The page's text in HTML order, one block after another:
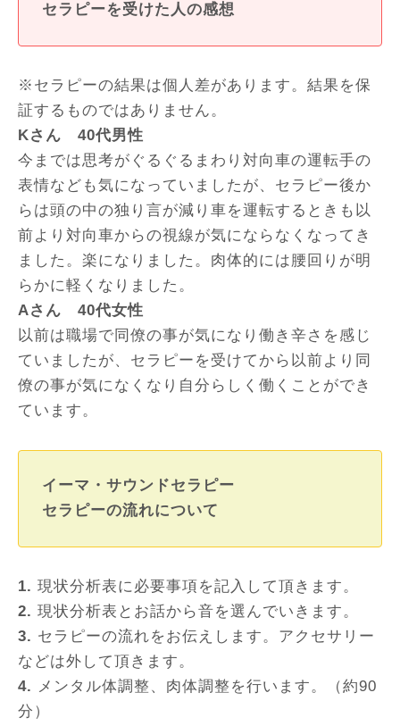
セラピーを受けた人の感想
※セラピーの結果は個人差があります。結果を保
証するものではありません。
Kさん 40代男性
今までは思考がぐるぐるまわり対向車の運転手の
表情なども気になっていましたが、セラピー後か
らは頭の中の独り言が減り車を運転するときも以
前より対向車からの視線が気にならなくなってき
ました。楽になりました。肉体的には腰回りが明
らかに軽くなりました。
Aさん 40代女性
以前は職場で同僚の事が気になり働き辛さを感じ
ていましたが、セラピーを受けてから以前より同
僚の事が気になくなり自分らしく働くことができ
ています。
イーマ・サウンドセラピー
セラピーの流れについて
1. 現状分析表に必要事項を記入して頂きます。
2. 現状分析表とお話から音を選んでいきます。
3. セラピーの流れをお伝えします。アクセサリー
などは外して頂きます。
4. メンタル体調整、肉体調整を行います。（約90
分）